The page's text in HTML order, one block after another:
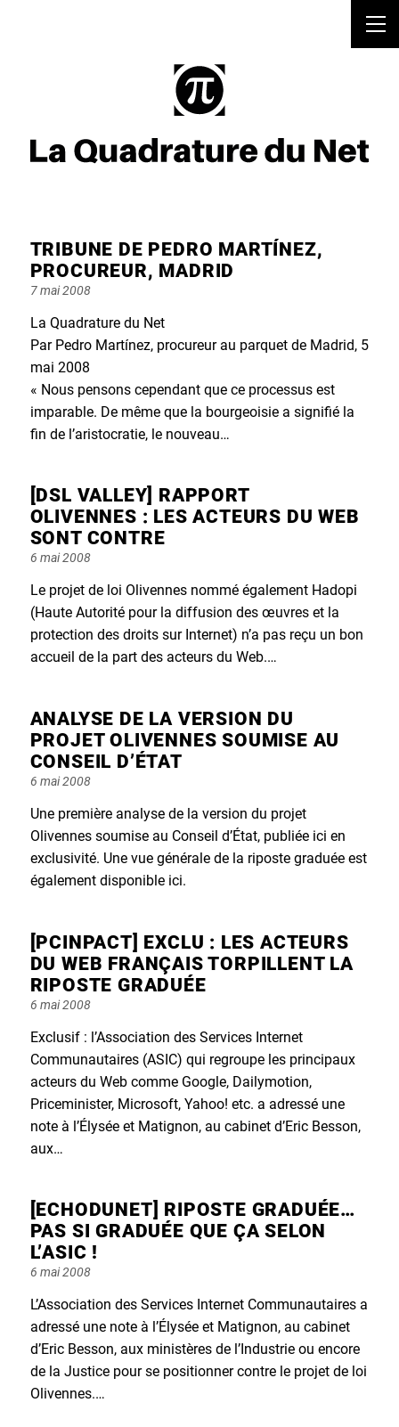
TRIBUNE DE PEDRO MARTÍNEZ,
PROCUREUR, MADRID
Posted
on
7 mai 2008
La Quadrature du Net
Par Pedro Martínez, procureur au parquet de Madrid, 5
mai 2008
« Nous pensons cependant que ce processus est
imparable. De même que la bourgeoisie a signifié la
fin de l’aristocratie, le nouveau…
[DSL VALLEY] RAPPORT
OLIVENNES : LES ACTEURS DU WEB
SONT CONTRE
Posted
on
6 mai 2008
Le projet de loi Olivennes nommé également Hadopi
(Haute Autorité pour la diffusion des œuvres et la
protection des droits sur Internet) n’a pas reçu un bon
accueil de la part des acteurs du Web.…
ANALYSE DE LA VERSION DU
PROJET OLIVENNES SOUMISE AU
CONSEIL D’ÉTAT
Posted
on
6 mai 2008
Une première analyse de la version du projet
Olivennes soumise au Conseil d’État, publiée ici en
exclusivité. Une vue générale de la riposte graduée est
également disponible ici.
[PCINPACT] EXCLU : LES ACTEURS
DU WEB FRANÇAIS TORPILLENT LA
RIPOSTE GRADUÉE
Posted
on
6 mai 2008
Exclusif : l’Association des Services Internet
Communautaires (ASIC) qui regroupe les principaux
acteurs du Web comme Google, Dailymotion,
Priceminister, Microsoft, Yahoo! etc. a adressé une
note à l’Élysée et Matignon, au cabinet d’Eric Besson,
aux…
[ECHODUNET] RIPOSTE GRADUÉE…
PAS SI GRADUÉE QUE ÇA SELON
L’ASIC !
Posted
on
6 mai 2008
L’Association des Services Internet Communautaires a
adressé une note à l’Élysée et Matignon, au cabinet
d’Eric Besson, aux ministères de l’Industrie ou encore
de la Justice pour se positionner contre le projet de loi
Olivennes.…